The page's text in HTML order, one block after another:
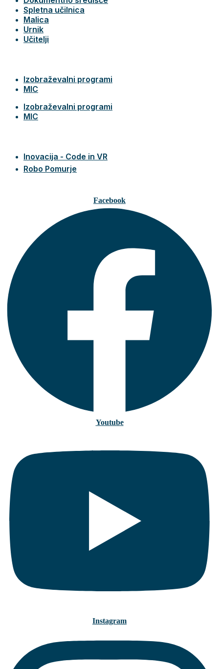
Spletna učilnica
Malica
Urnik
Učitelji
Izobraževalni programi
MIC
Izobraževalni programi
MIC
Inovacija - Code in VR
Robo Pomurje
Facebook
Youtube
Instagram